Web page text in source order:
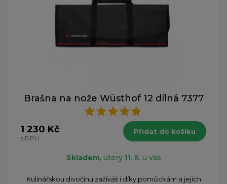
Brašna na nože Wüsthof 12 dílná 7377
1 230 Kč
s DPH
Přidat do košíku
Skladem, úterý 11. 8. u vás
​Kulinářskou divočinu zažíváš i díky pomůckám a jejich